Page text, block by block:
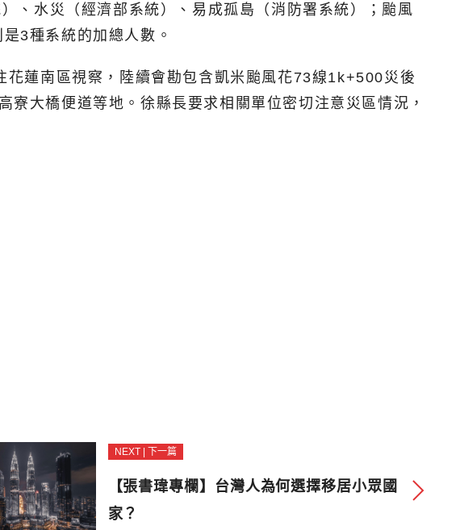
、水災（經濟部系統）、易成孤島（消防署系統）；颱風
3種系統的加總人數。
蓮南區視察，陸續會勘包含凱米颱風花73線1k+500災後
大橋便道等地。徐縣長要求相關單位密切注意災區情況，
NEXT | 下一篇
【張書瑋專欄】台灣人為何選擇移居小眾國
家？